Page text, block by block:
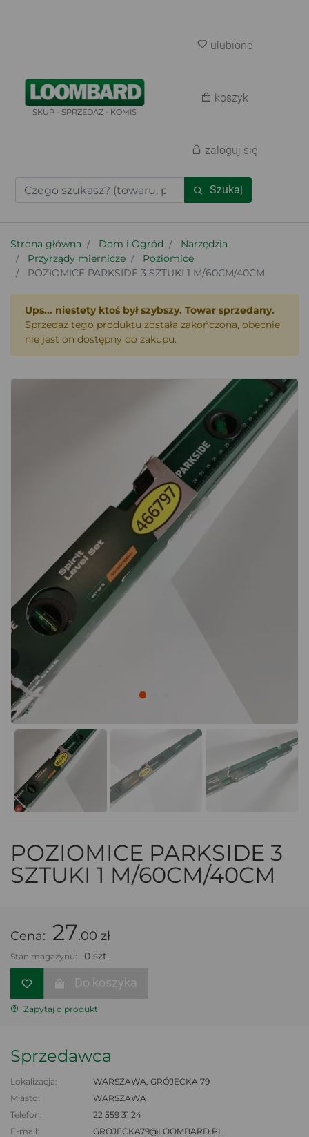
SKUP - SPRZEDAŻ - KOMIS
Szukaj
ulubione
koszyk
zaloguj się
Strona główna Dom i Ogród
Narzędzia
Przyrządy miernicze
Poziomice
POZIOMICE PARKSIDE 3 SZTUKI 1 M/60CM/40CM
Ups... niestety ktoś był szybszy. Towar sprzedany.
Sprzedaż tego produktu została zakończona, obecnie
nie jest on dostępny do zakupu.
POZIOMICE PARKSIDE 3
SZTUKI 1 M/60CM/40CM
Cena: 27.00 zł
Stan magazynu: 0 szt.
Do koszyka
Zapytaj o produkt
Sprzedawca
Lokalizacja:
WARSZAWA, GRÓJECKA 79
Miasto:
WARSZAWA
Telefon:
22 559 31 24
E-mail:
GROJECKA79@LOOMBARD.PL